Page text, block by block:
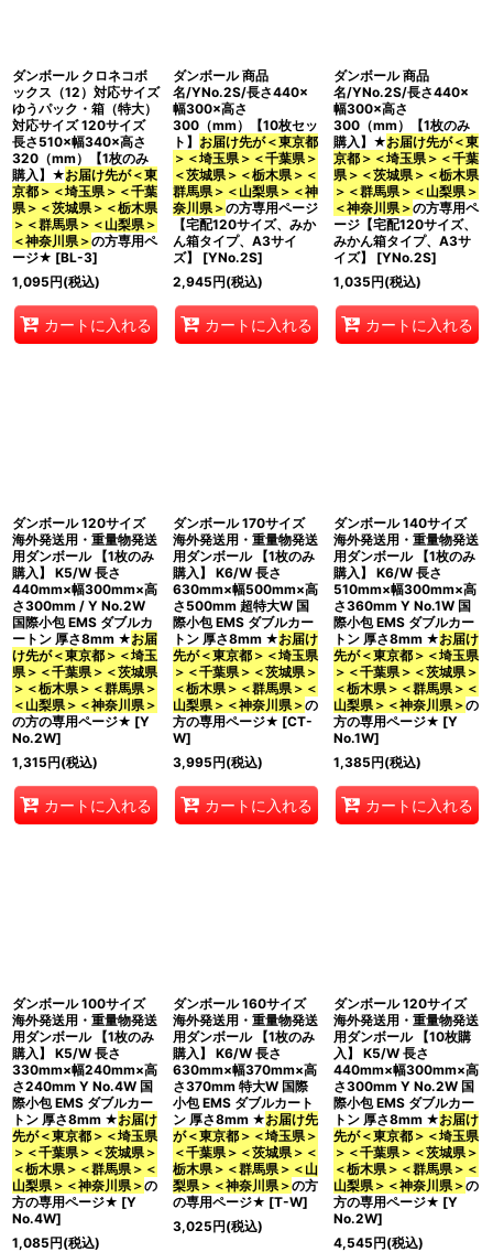
ダンボール クロネコボ
ックス（12）対応サイズ
ゆうパック・箱（特大）
対応サイズ 120サイズ
長さ510×幅340×高さ
320（mm）【1枚のみ
購入】★お届け先が＜東
京都＞＜埼玉県＞＜千葉
県＞＜茨城県＞＜栃木県
＞＜群馬県＞＜山梨県＞
＜神奈川県＞の方専用ペ
ージ★ [BL-3]
1,095円(税込)
カートに入れる
ダンボール 商品
名/YNo.2S/長さ440×
幅300×高さ
300（mm）【10枚セッ
ト】 お届け先が＜東京都
＞＜埼玉県＞＜千葉県＞
＜茨城県＞＜栃木県＞＜
群馬県＞＜山梨県＞＜神
奈川県＞の方専用ページ
【宅配120サイズ、みか
ん箱タイプ、A3サイ
ズ】
[YNo.2S]
2,945円(税込)
カートに入れる
ダンボール 商品
名/YNo.2S/長さ440×
幅300×高さ
300（mm）【1枚のみ
購入】★お届け先が＜東
京都＞＜埼玉県＞＜千葉
県＞＜茨城県＞＜栃木県
＞＜群馬県＞＜山梨県＞
＜神奈川県＞の方専用ペ
ージ【宅配120サイズ、
みかん箱タイプ、A3サ
イズ】
[YNo.2S]
1,035円(税込)
カートに入れる
ダンボール 120サイズ
海外発送用・重量物発送
用ダンボール 【1枚のみ
購入】 K5/W 長さ
440mm×幅300mm×高
さ300mm / Y No.2W
国際小包 EMS ダブルカ
ートン 厚さ8mm ★お届
け先が＜東京都＞＜埼玉
県＞＜千葉県＞＜茨城県
＞＜栃木県＞＜群馬県＞
＜山梨県＞＜神奈川県＞
の方の専用ページ★ [Y
No.2W]
1,315円(税込)
カートに入れる
ダンボール 170サイズ
海外発送用・重量物発送
用ダンボール 【1枚のみ
購入】 K6/W 長さ
630mm×幅500mm×高
さ500mm 超特大W 国
際小包 EMS ダブルカー
トン 厚さ8mm ★お届け
先が＜東京都＞＜埼玉県
＞＜千葉県＞＜茨城県＞
＜栃木県＞＜群馬県＞＜
山梨県＞＜神奈川県＞の
方の専用ページ★ [CT-
W]
3,995円(税込)
カートに入れる
ダンボール 140サイズ
海外発送用・重量物発送
用ダンボール 【1枚のみ
購入】 K6/W 長さ
510mm×幅300mm×高
さ360mm Y No.1W 国
際小包 EMS ダブルカー
トン 厚さ8mm ★お届け
先が＜東京都＞＜埼玉県
＞＜千葉県＞＜茨城県＞
＜栃木県＞＜群馬県＞＜
山梨県＞＜神奈川県＞の
方の専用ページ★ [Y
No.1W]
1,385円(税込)
カートに入れる
ダンボール 100サイズ
海外発送用・重量物発送
用ダンボール 【1枚のみ
購入】 K5/W 長さ
330mm×幅240mm×高
さ240mm Y No.4W 国
際小包 EMS ダブルカー
トン 厚さ8mm ★お届け
先が＜東京都＞＜埼玉県
＞＜千葉県＞＜茨城県＞
＜栃木県＞＜群馬県＞＜
山梨県＞＜神奈川県＞の
方の専用ページ★ [Y
No.4W]
1,085円(税込)
ダンボール 160サイズ
海外発送用・重量物発送
用ダンボール 【1枚のみ
購入】 K6/W 長さ
630mm×幅370mm×高
さ370mm 特大W 国際
小包 EMS ダブルカート
ン 厚さ8mm ★お届け先
が＜東京都＞＜埼玉県＞
＜千葉県＞＜茨城県＞＜
栃木県＞＜群馬県＞＜山
梨県＞＜神奈川県＞の方
の専用ページ★ [T-W]
3,025円(税込)
ダンボール 120サイズ
海外発送用・重量物発送
用ダンボール 【10枚購
入】 K5/W 長さ
440mm×幅300mm×高
さ300mm Y No.2W 国
際小包 EMS ダブルカー
トン 厚さ8mm ★お届け
先が＜東京都＞＜埼玉県
＞＜千葉県＞＜茨城県＞
＜栃木県＞＜群馬県＞＜
山梨県＞＜神奈川県＞の
方の専用ページ★ [Y
No.2W]
4,545円(税込)